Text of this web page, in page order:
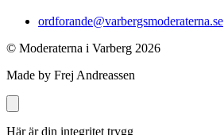
ordforande@varbergsmoderaterna.se
© Moderaterna i Varberg 2026
Made by Frej Andreassen
Här är din integritet trygg